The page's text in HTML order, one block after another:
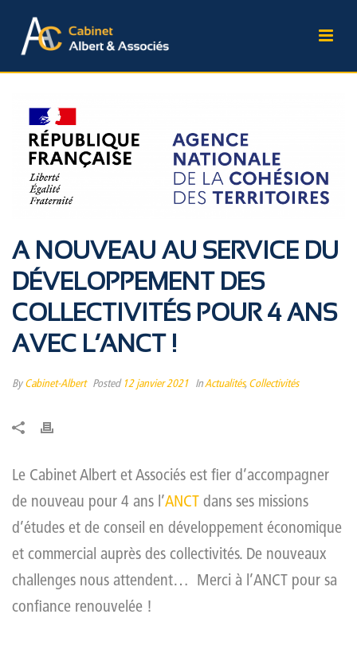
A NOUVEAU AU SERVICE DU
DÉVELOPPEMENT DES
COLLECTIVITÉS POUR 4 ANS
AVEC L’ANCT !
By Cabinet-Albert Posted 12 janvier 2021 InActualités, Collectivités
Le Cabinet Albert et Associés est fier d’accompagner
de nouveau pour 4 ans l’ANCT dans ses missions
d’études et de conseil en développement économique
et commercial auprès des collectivités. De nouveaux
challenges nous attendent… Merci à l’ANCT pour sa
confiance renouvelée !